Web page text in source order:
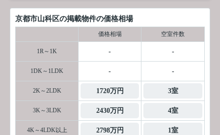
京都市山科区の掲載物件の価格相場
価格相場 空室件数
1R～1K - -
1DK～1LDK - -
2K～2LDK 1720万円 3室
3K～3LDK 2430万円 4室
4K～4LDK以上 2798万円 1室